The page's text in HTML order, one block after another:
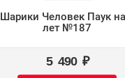
Шарики Человек Паук
лет №187
5 490 ₽